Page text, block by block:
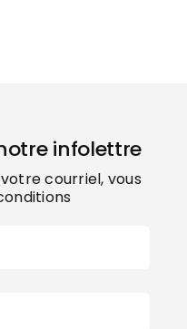
infolettre
courriel, vous